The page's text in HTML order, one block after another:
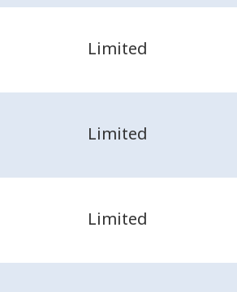
Limited
Limited
Limited